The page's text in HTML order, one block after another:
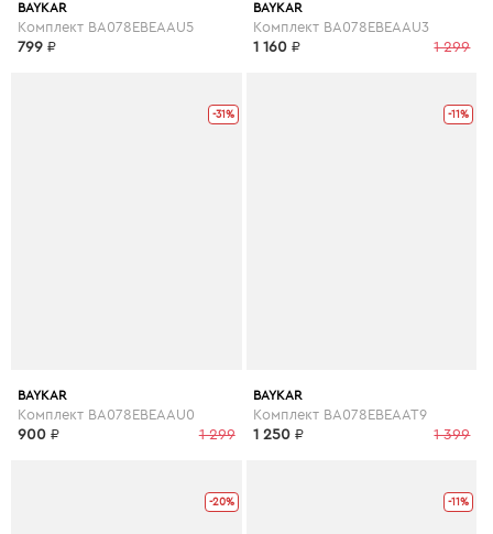
BAYKAR
Комплект BA078EBEAAU5
799 ₽
BAYKAR
Комплект BA078EBEAAU3
1 299
1 160 ₽
-31%
BAYKAR
Комплект BA078EBEAAU0
1 299
900 ₽
-11%
BAYKAR
Комплект BA078EBEAAT9
1 399
1 250 ₽
-20% -11%